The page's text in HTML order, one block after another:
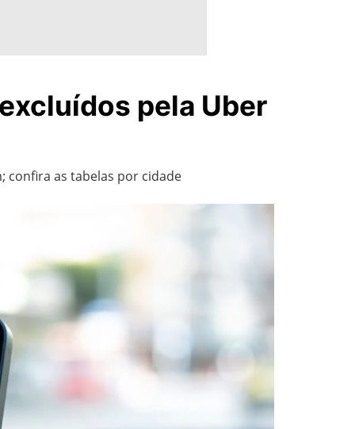
pela Uber
confira as tabelas por cidade